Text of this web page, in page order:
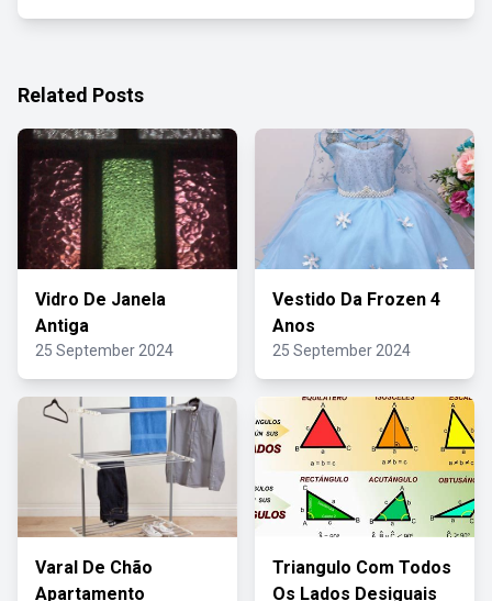
Related Posts
Vidro De Janela
Antiga
25 September 2024
Vestido Da Frozen 4
Anos
25 September 2024
Varal De Chão
Apartamento
Triangulo Com Todos
Os Lados Desiguais